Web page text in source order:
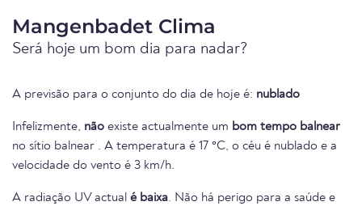
Mangenbadet Clima
Será hoje um bom dia para nadar?
A previsão para o conjunto do dia de hoje é: nublado
Infelizmente, não existe actualmente um bom tempo balnear
no sítio balnear . A temperatura é 17 °C, o céu é nublado e a
velocidade do vento é 3 km/h.
A radiação UV actual é baixa. Não há perigo para a saúde e